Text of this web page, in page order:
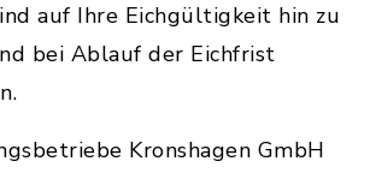
auf Ihre Eichgültigkeit hin zu
bei Ablauf der Eichfrist
Kronshagen GmbH